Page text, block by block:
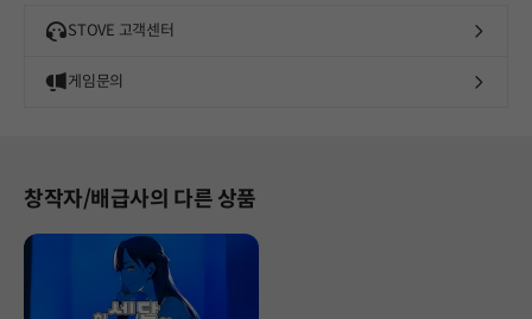
STOVE 고객센터
게임문의
창작자/배급사의 다른 상품